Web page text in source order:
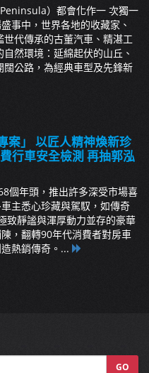
）都會化作一 次獨一
事中，世界各地的收藏家、
代傳承的古董汽車、精湛工
然環境：延綿起伏的山丘、
公路，為經典車型及先鋒新
案」 以匠人精神煥新珍
行車安全檢測 再抽郭泓
個年頭，推出許多深受市場喜
主悉心珍藏與駕馭，如傳奇
致靜謐與渾厚動力並存的豪華
，翻轉90年代消費者對房車
熱銷傳奇。...
GO